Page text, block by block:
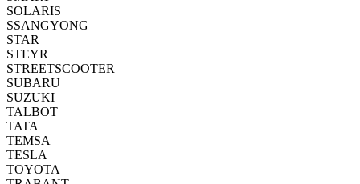
SOLARIS
SSANGYONG
STAR
STEYR
STREETSCOOTER
SUBARU
SUZUKI
TALBOT
TATA
TEMSA
TESLA
TOYOTA